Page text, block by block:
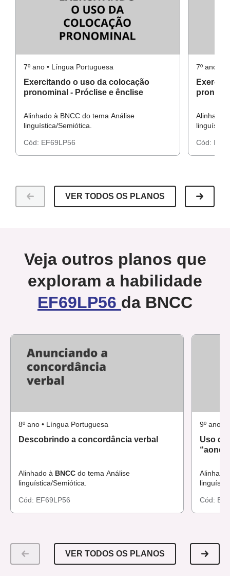
7º ano • Língua Portuguesa
Exercitando o uso da colocação
pronominal - Próclise e ênclise
Alinhado à BNCC do tema Análise
linguística/Semiótica.
Cód: EF69LP56
7º ano •
Alinhado
Cód:
VER TODOS OS PLANOS
Veja outros planos que
exploram a habilidade
EF69LP56 da BNCC
8º ano • Língua Portuguesa
Descobrindo a concordância verbal
Alinhado à BNCC do tema Análise
linguística/Semiótica.
Cód: EF69LP56
9º ano •
Uso
Cód:
VER TODOS OS PLANOS